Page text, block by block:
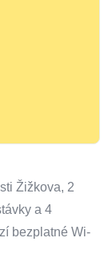
Žižkova, 2
a 4
bezplatné Wi-